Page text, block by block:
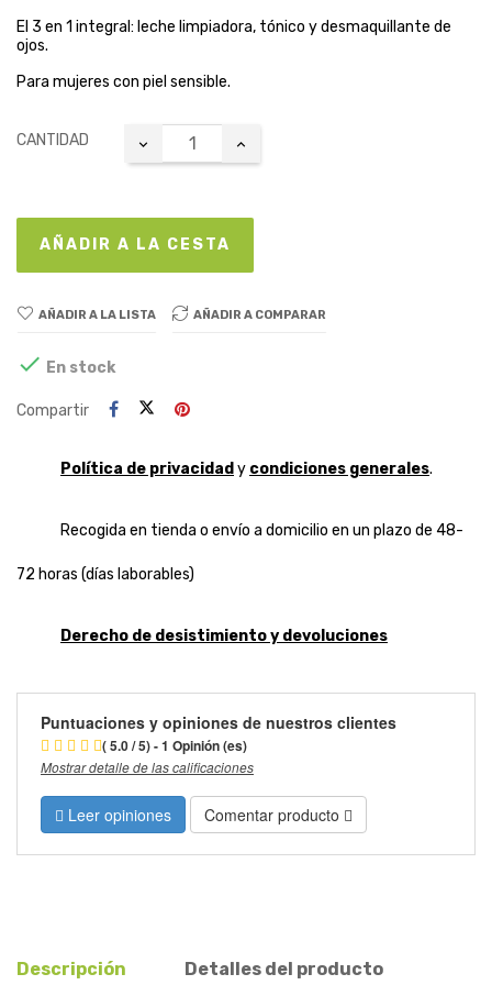
El 3 en 1 integral: leche limpiadora, tónico y desmaquillante de
ojos.
Para mujeres con piel sensible.
CANTIDAD
AÑADIR A LA CESTA
AÑADIR A LA LISTA AÑADIR A COMPARAR
 En stock
Compartir
Política de privacidad y condiciones generales.
Recogida en tienda o envío a domicilio en un plazo de 48-
72 horas (días laborables)
Derecho de desistimiento y devoluciones
Puntuaciones y opiniones de nuestros clientes
( 5.0 / 5) - 1 Opinión (es)
Mostrar detalle de las calificaciones
Leer opiniones Comentar producto
Descripción Detalles del producto